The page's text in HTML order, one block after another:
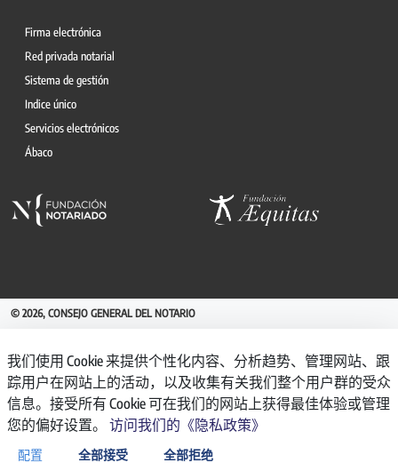
Firma electrónica
Red privada notarial
Sistema de gestión
Indice único
Servicios electrónicos
Ábaco
© 2026, CONSEJO GENERAL DEL NOTARIO
REGISTRO DE ACTIVIDADES DE TRATAMIENTO
AVISO LEGAL
POLÍTICA DE PRIVACIDAD
POLÍTICA DE COOKIES
ACCESIBILIDAD
我们使用 Cookie 来提供个性化内容、分析趋势、管理网站、跟
踪用户在网站上的活动，以及收集有关我们整个用户群的受众
信息。接受所有 Cookie 可在我们的网站上获得最佳体验或管理
您的偏好设置。 访问我们的《隐私政策》
配置 全部接受 全部拒绝